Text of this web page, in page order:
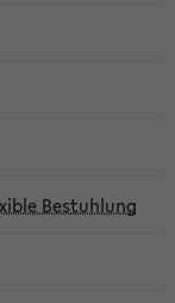
Bestuhlung